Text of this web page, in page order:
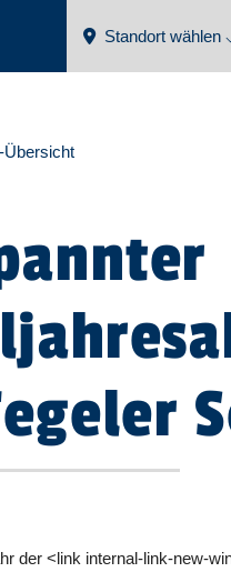
Standort wählen
der <link internal-link-new-